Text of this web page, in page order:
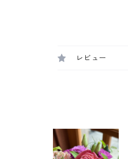
レビュー